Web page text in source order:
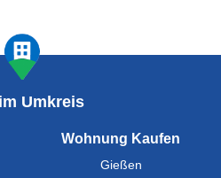
Umkreis
Wohnung Kaufen
Gießen